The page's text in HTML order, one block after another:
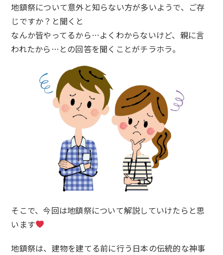
地鎮祭について意外と知らない方が多いようで、ご存
じですか？と聞くと
なんか皆やってるから…よくわからないけど、親に言
われたから…との回答を聞くことがチラホラ。
そこで、今回は地鎮祭について解説していけたらと思
います
地鎮祭は、建物を建てる前に行う日本の伝統的な神事